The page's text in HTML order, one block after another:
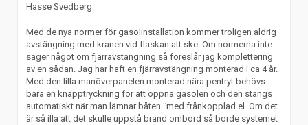
Hasse Svedberg:
Med de nya normer för gasolinstallation kommer troligen aldrig
avstängning med kranen vid flaskan att ske. Om normerna inte
säger något om fjärravstängning så föreslår jag komplettering
av en sådan. Jag har haft en fjärravstängning monterad i ca 4 år.
Med den lilla manöverpanelen monterad nära pentryt behövs
bara en knapptryckning för att öppna gasolen och den stängs
automatiskt när man lämnar båten ¨med frånkopplad el. Om det
är så illa att det skulle uppstå brand ombord så borde systemet